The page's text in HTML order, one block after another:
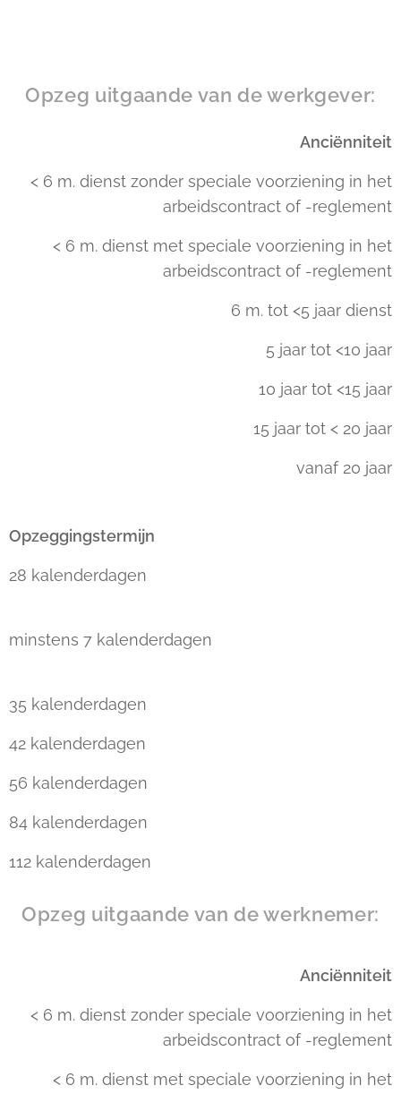
Opzeg uitgaande van de werkgever:
Anciënniteit
< 6 m. dienst zonder speciale voorziening in het
arbeidscontract of -reglement
< 6 m. dienst met speciale voorziening in het
arbeidscontract of -reglement
6 m. tot <5 jaar dienst
5 jaar tot <10 jaar
10 jaar tot <15 jaar
15 jaar tot < 20 jaar
vanaf 20 jaar
Opzeggingstermijn
28 kalenderdagen
minstens 7 kalenderdagen
35 kalenderdagen
42 kalenderdagen
56 kalenderdagen
84 kalenderdagen
112 kalenderdagen
Opzeg uitgaande van de werknemer:
Anciënniteit
< 6 m. dienst zonder speciale voorziening in het
arbeidscontract of -reglement
< 6 m. dienst met speciale voorziening in het